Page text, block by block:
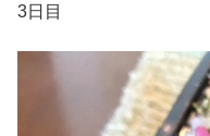
3日目